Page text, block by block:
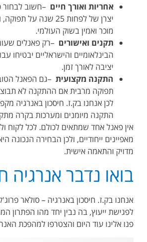
אחריות ואורך חיים –חשוב לבחור
יצרן של לפחות 25 שנה על
מוכר ואמין בשוק העולמי.
תקנים ואישורים –רק פאנלים
הבינלאומיים והישראליים יבטיחו
יציבה לאורך זמן.
התקנה מקצועית –גם הפאנל
תפוקה מרבית אם ההתקנה לא
לכן אנחנו בק.ז. חיסכון באנרגיה
התקנה מיומנים ומערכות בקרה
אין פאנל אחד שמתאים לכולם. לכל לקוח
מאפיינים ייחודיים, ולכן הבחירה הנכונה
מדויק והתאמה אישית.
בואו נדבר אנרגיה
אנחנו בק.ז. חיסכון באנרגיה – סולאר
לפגישת ייעוץ, בה נבין יחד מהו הפתרון
פנו אלינו עוד היום והצטרפו למהפכת